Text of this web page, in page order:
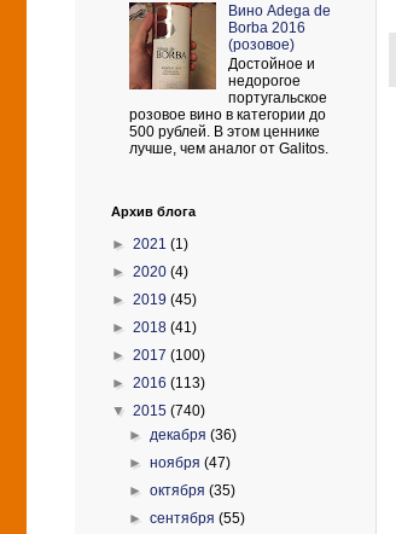
Вино Adega de
Borba 2016
(розовое)
Достойное и
недорогое
португальское
розовое вино в категории до
500 рублей. В этом ценнике
лучше, чем аналог от Galitos.
Архив блога
► 2021 (1)
► 2020 (4)
► 2019 (45)
► 2018 (41)
► 2017 (100)
► 2016 (113)
▼ 2015 (740)
► декабря(36)
►ноября(47)
►октября(35)
►сентября(55)